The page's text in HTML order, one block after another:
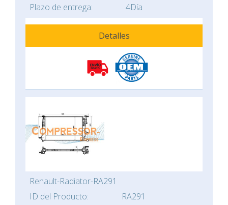
Plazo de entrega:
4Día
Detalles
Renault-Radiator-RA291
ID del Producto:
RA291